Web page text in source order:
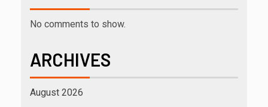
No comments to show.
ARCHIVES
August 2026